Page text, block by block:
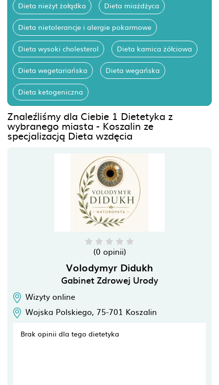
Dieta nieżyt żołądka Dieta miażdżyca
Dieta nietolerancje i alergie pokarmowe
Dieta wysoki cholesterol Dieta kamica żółciowa
Dieta wegetariańska Dieta wegańska
Dieta ketogeniczna
Znaleźliśmy dla Ciebie 1 Dietetyka z
wybranego miasta - Koszalin ze
specjalizacją Dieta wzdęcia
(0 opinii)
Volodymyr Didukh
Gabinet Zdrowej Urody
Wizyty online
Wojska Polskiego, 75-701 Koszalin
Brak opinii dla tego dietetyka